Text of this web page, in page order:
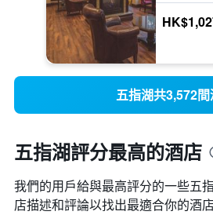
五指湖共3,572
五指湖評分最高的酒店
我們的用戶給與最高評分的一些五
店描述和評論以找出最適合你的酒